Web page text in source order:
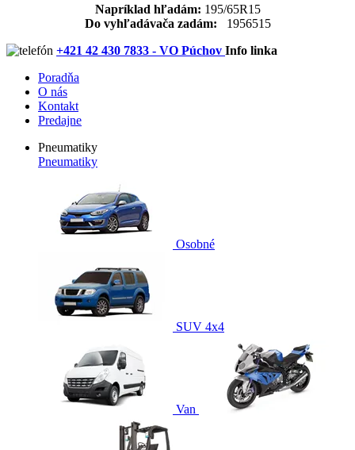
Napríklad hľadám: 195/65R15
Do vyhľadávača zadám: 1956515
+421 42 430 7833 - VO Púchov Info linka
Poradňa
O nás
Kontakt
Predajne
Pneumatiky
Pneumatiky
Osobné
SUV 4x4
Van